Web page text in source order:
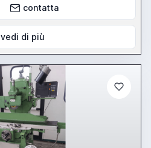
contatta
vedi di più